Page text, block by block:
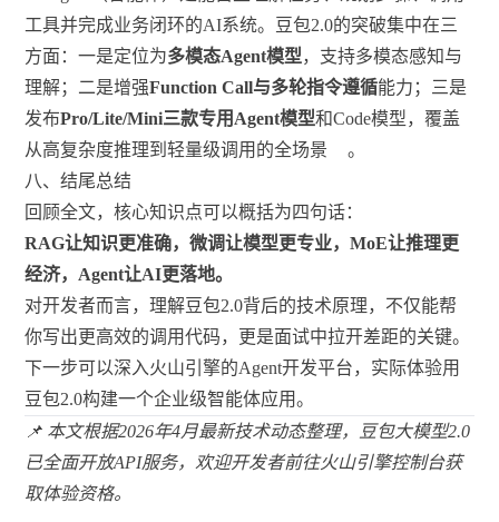
工具并完成业务闭环的AI系统。豆包2.0的突破集中在三
方面：一是定位为多模态Agent模型，支持多模态感知与
理解；二是增强Function Call与多轮指令遵循能力；三是
发布Pro/Lite/Mini三款专用Agent模型和Code模型，覆盖
从高复杂度推理到轻量级调用的全场景
。
八、结尾总结
回顾全文，核心知识点可以概括为四句话：
RAG让知识更准确，微调让模型更专业，MoE让推理更
经济，Agent让AI更落地。
对开发者而言，理解豆包2.0背后的技术原理，不仅能帮
你写出更高效的调用代码，更是面试中拉开差距的关键。
下一步可以深入火山引擎的Agent开发平台，实际体验用
豆包2.0构建一个企业级智能体应用。
📌 本文根据2026年4月最新技术动态整理，豆包大模型2.0
已全面开放API服务，欢迎开发者前往火山引擎控制台获
取体验资格。